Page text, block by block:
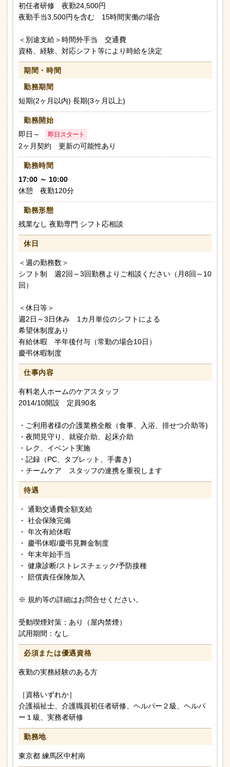
初任者研修 夜勤24,500円
夜勤手当3,500円を含む 15時間実働の場合
＜別途支給＞時間外手当 交通費
資格、経験、対応シフト等により時給を決定
期間・時間
勤務期間
短期(2ヶ月以内) 長期(3ヶ月以上)
勤務開始
即日～
即日スタート
2ヶ月契約 更新の可能性あり
勤務時間
17:00 ～ 10:00
休憩 夜勤120分
勤務形態
残業なし 夜勤専門 シフト応相談
休日
＜週の勤務数＞
シフト制 週2回～3回勤務よりご相談ください（月8回～10
回）
＜休日等＞
週2日～3日休み 1カ月単位のシフトによる
希望休制度あり
有給休暇 半年後付与（常勤の場合10日）
慶弔休暇制度
仕事内容
有料老人ホームのケアスタッフ
2014/10開設 定員90名
・ご利用者様の介護業務全般（食事、入浴、排せつ介助等)
・夜間見守り、就寝介助、起床介助
・レク、イベント実施
・記録（PC、タブレット、手書き)
・チームケア スタッフの連携を重視します
待遇
・ 通勤交通費全額支給
・ 社会保険完備
・ 年次有給休暇
・ 慶弔休暇/慶弔見舞金制度
・ 年末年始手当
・ 健康診断/ストレスチェック/予防接種
・ 賠償責任保険加入
※ 規約等の詳細はお問合せください。
受動喫煙対策：あり（屋内禁煙）
試用期間：なし
必須または優遇資格
夜勤の実務経験のある方
［資格いずれか］
介護福祉士、介護職員初任者研修、ヘルパー２級、ヘルパ
ー１級、実務者研修
勤務地
東京都 練馬区中村南